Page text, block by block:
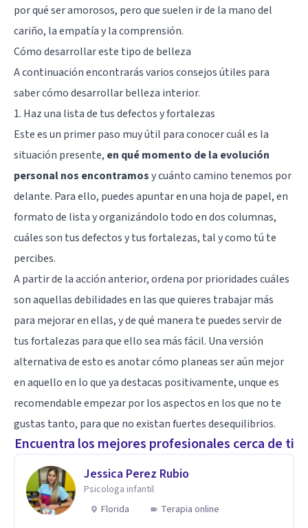
por qué ser amorosos, pero que suelen ir de la mano del
cariño, la empatía y la comprensión.
Cómo desarrollar este tipo de belleza
A continuación encontrarás varios consejos útiles para
saber cómo desarrollar belleza interior.
1. Haz una lista de tus defectos y fortalezas
Este es un primer paso muy útil para conocer cuál es la
situación presente, en qué momento de la evolución
personal nos encontramosy cuánto camino tenemos por
delante. Para ello, puedes apuntar en una hoja de papel, en
formato de lista y organizándolo todo en dos columnas,
cuáles son tus defectos y tus fortalezas, tal y como tú te
percibes.
A partir de la acción anterior, ordena por prioridades cuáles
son aquellas debilidades en las que quieres trabajar más
para mejorar en ellas, y de qué manera te puedes servir de
tus fortalezas para que ello sea más fácil. Una versión
alternativa de esto es anotar cómo planeas ser aún mejor
en aquello en lo que ya destacas positivamente, unque es
recomendable empezar por los aspectos en los que no te
gustas tanto, para que no existan fuertes desequilibrios.
Encuentra los mejores profesionales cerca de ti
Jessica Perez Rubio
Psicologa infantil
Florida
Terapia online